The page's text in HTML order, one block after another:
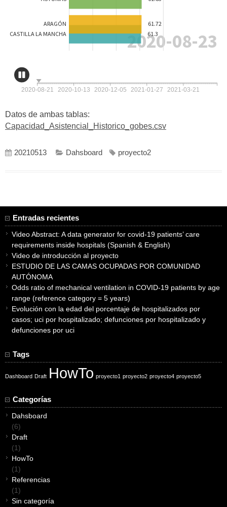
Datos de ambas tablas:
Capacidad_Asistencial_Historico_gobes.csv
20210513 Dahsboard proyecto2
Entradas recientes
Video Abstract: A data generator for covid-19 patients’ care
requirements inside hospitals (Spanish & English)
Video de introducción al proyecto
ESTUDIO DE LAS CAMAS OCUPADAS POR COMUNIDAD
AUTÓNOMA
Odds ratio of mechanical ventilation in COVID-19 patients by age
range (reference category = 5 years)
Evolución con la edad del porcentaje de hospitalizados por
casos; uci por hospitalizado; defunciones por hospitalizado y
defunciones por uci
Tags
Dashboard Draft HowTo proyecto1 proyecto2 proyecto4 proyecto5
Categorías
Dahsboard
(6)
Draft
(1)
HowTo
(1)
Referencias
(1)
Sin categoría